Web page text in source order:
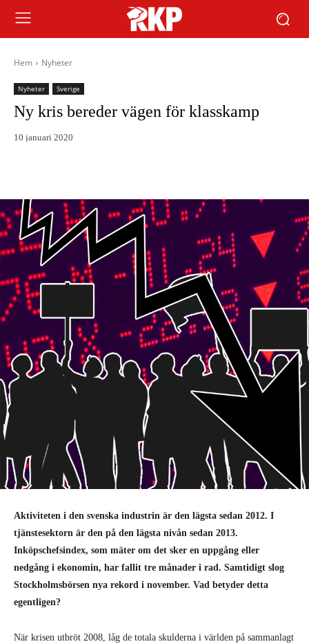
Hem Nyheter
Nyheter Sverige
Ny kris bereder vägen för klasskamp
10 januari 2020
Aktiviteten i den svenska industrin är den lägsta sedan 2012. I
tjänstesektorn är den på den lägsta nivån sedan 2013.
Inköpschefsindex, som mäter om det sker en uppgång eller
nedgång i ekonomin, har fallit tre månader i rad. Samtidigt slog
Stockholmsbörsen nya rekord i november. Vad betyder detta
egentligen?
När krisen utbröt 2008, låg de totala skulderna i världen på sammanlagt